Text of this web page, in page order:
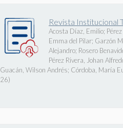
Revista Institucional
Acosta Díaz, Emilio;
Emma del Pilar; Garzón
Alejandro; Rosero
Pérez Rivera, Johan
Guacán, Wilson Andrés; Córdoba, María
26)